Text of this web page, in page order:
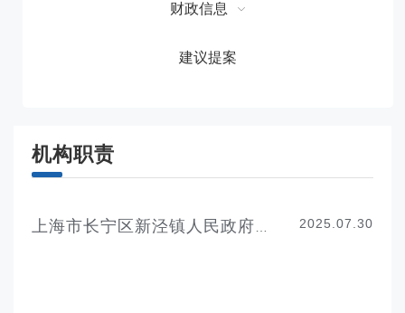
财政信息
建议提案
机构职责
2025.07.30